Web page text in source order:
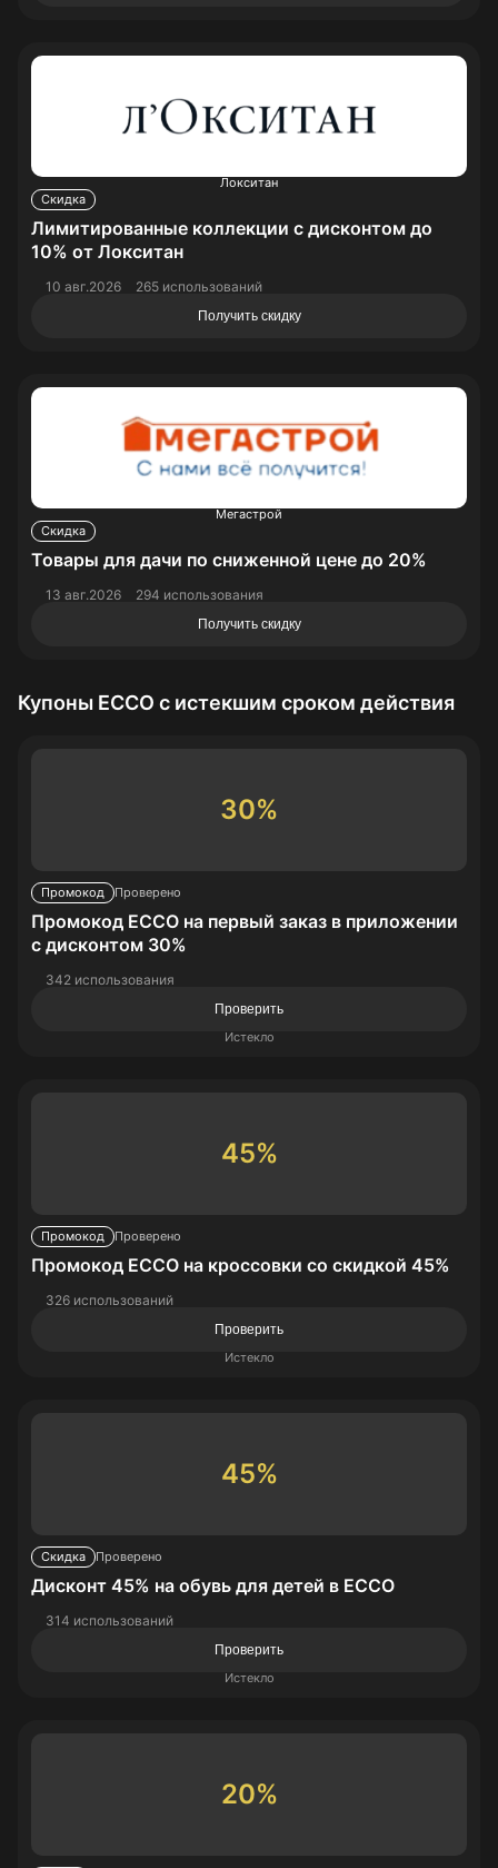
Локситан
Скидка
Лимитированные коллекции с дисконтом до
10% от Локситан
10 авг.2026 265 использований
Получить скидку
Мегастрой
Скидка
Товары для дачи по сниженной цене до 20%
13 авг.2026 294 использования
Получить скидку
Купоны ECCO с истекшим сроком действия
30%
Промокод Проверено
Промокод ECCO на первый заказ в приложении
с дисконтом 30%
342 использования
Проверить
Истекло
45%
Промокод Проверено
Промокод ECCO на кроссовки со скидкой 45%
326 использований
Проверить
Истекло
45%
Скидка Проверено
Дисконт 45% на обувь для детей в ECCO
314 использований
Проверить
Истекло
20%